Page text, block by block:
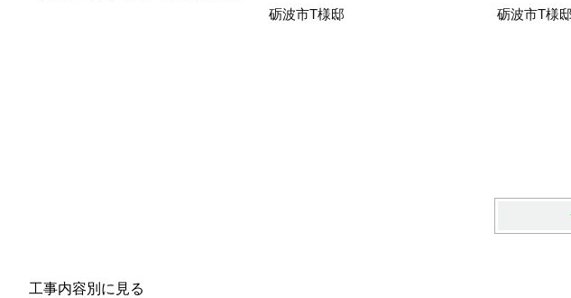
砺波市T様邸
砺波市T様邸
工事内容別に見る